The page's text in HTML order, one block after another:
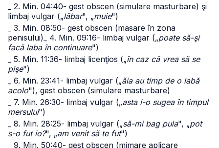
_ 2. Min. 04:40- gest obscen (simulare masturbare) şi
limbaj vulgar („lăbar", „muie")
_ 3. Min. 08:50- gest obscen (masare în zona
penisului) _ 4. Min. 09:16- limbaj vulgar („poate să-şi
facă laba în continuare")
_ 5. Min. 11:36- limbaj licenţios („în caz că vrea să se
pişe")
_ 6. Min. 23:41- limbaj vulgar („ăia au timp de o labă
acolo"), gest obscen (simulare masturbare)
_ 7. Min. 26:30- limbaj vulgar („asta i-o sugea în timpul
mersului")
_ 8. Min. 28:25- limbaj vulgar („să-mi bag pula", „pot
s-o fut io?", „am venit să te fut")
_ 9. Min. 50:40- gest obscen (mimare aplicare